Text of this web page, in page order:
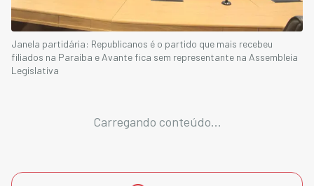
Janela partidária: Republicanos é o partido que mais recebeu
filiados na Paraíba e Avante fica sem representante na Assembleia
Legislativa
Carregando conteúdo...